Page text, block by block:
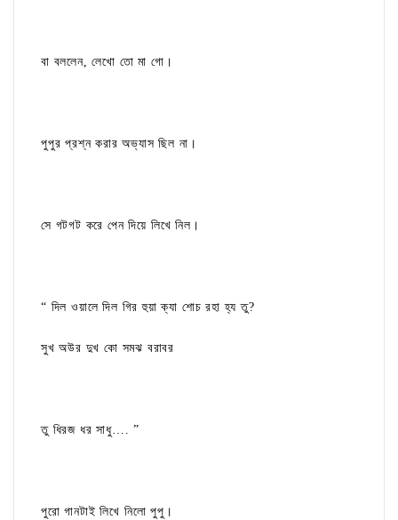
বা বললেন, লেখো তো মা গো।
পুপুর প্রশ্ন করার অভ্যাস ছিল না।
সে গটগট করে পেন দিয়ে লিখে নিল।
“ দিল ওয়ালে দিল গির হুয়া ক্যা শোচ রহা হ্য তু?
সুখ অউর দুখ কো সমঝ বরাবর
তু ধিরজ ধর সাধু…. ”
পুরো গানটাই লিখে নিলো পুপু।